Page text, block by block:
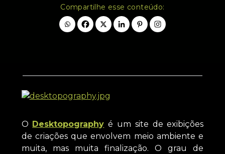
Compartilhe esse conteúdo:
O Desktopography é um site de exibições
de criações que envolvem meio ambiente e
muita, mas muita finalização. O grau de